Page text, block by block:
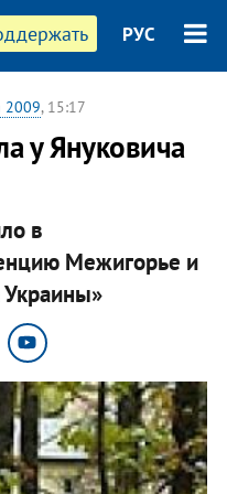
РУС
2009, 15:17
у Януковича
в
Межигорье и